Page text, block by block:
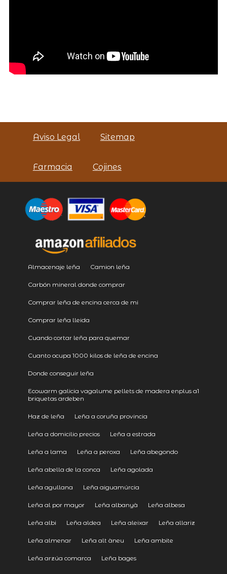
Aviso Legal Sitemap
Farmacia Cojines
Almacenaje leña Camion leña
Carbón mineral donde comprar
Comprar leña de encina cerca de mi
Comprar leña lleida
Cuando cortar leña para quemar
Cuanto ocupa 1000 kilos de leña de encina
Donde conseguir leña
Ecowarm galicia vagalume pellets de madera enplus a1
briquetas ardeben
Haz de leña Leña a coruña provincia
Leña a domicilio precios Leña a estrada
Leña a lama Leña a peroxa Leña abegondo
Leña abella de la conca Leña agolada
Leña agullana Leña aiguamúrcia
Leña al por mayor Leña albanyà Leña albesa
Leña albi Leña aldea Leña aleixar Leña allariz
Leña almenar Leña alt àneu Leña ambite
Leña arzúa comarca Leña bages